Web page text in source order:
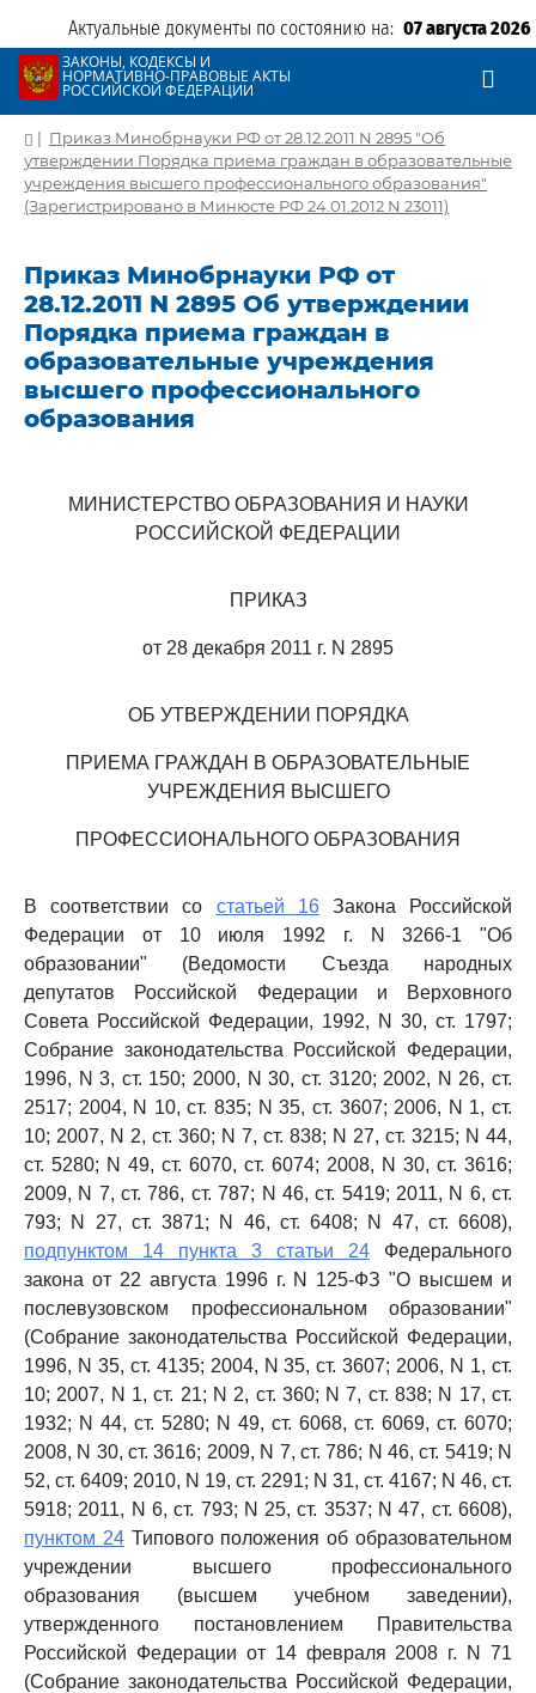
Актуальные документы по состоянию на: 07 августа 2026
ЗАКОНЫ, КОДЕКСЫ И
НОРМАТИВНО-ПРАВОВЫЕ АКТЫ
РОССИЙСКОЙ ФЕДЕРАЦИИ
| Приказ Минобрнауки РФ от 28.12.2011 N 2895 "Об
утверждении Порядка приема граждан в образовательные
учреждения высшего профессионального образования"
(Зарегистрировано в Минюсте РФ 24.01.2012 N 23011)
Приказ Минобрнауки РФ от
28.12.2011 N 2895 Об утверждении
Порядка приема граждан в
образовательные учреждения
высшего профессионального
образования
МИНИСТЕРСТВО ОБРАЗОВАНИЯ И НАУКИ
РОССИЙСКОЙ ФЕДЕРАЦИИ
ПРИКАЗ
от 28 декабря 2011 г. N 2895
ОБ УТВЕРЖДЕНИИ ПОРЯДКА
ПРИЕМА ГРАЖДАН В ОБРАЗОВАТЕЛЬНЫЕ
УЧРЕЖДЕНИЯ ВЫСШЕГО
ПРОФЕССИОНАЛЬНОГО ОБРАЗОВАНИЯ
В соответствии со статьей 16Закона Российской
Федерации от 10 июля 1992 г. N 3266-1 "Об
образовании" (Ведомости Съезда народных
депутатов Российской Федерации и Верховного
Совета Российской Федерации, 1992, N 30, ст. 1797;
Собрание законодательства Российской Федерации,
1996, N 3, ст. 150; 2000, N 30, ст. 3120; 2002, N 26, ст.
2517; 2004, N 10, ст. 835; N 35, ст. 3607; 2006, N 1, ст.
10; 2007, N 2, ст. 360; N 7, ст. 838; N 27, ст. 3215; N 44,
ст. 5280; N 49, ст. 6070, ст. 6074; 2008, N 30, ст. 3616;
2009, N 7, ст. 786, ст. 787; N 46, ст. 5419; 2011, N 6, ст.
793; N 27, ст. 3871; N 46, ст. 6408; N 47, ст. 6608),
подпунктом 14 пункта 3 статьи 24 Федерального
закона от 22 августа 1996 г. N 125-ФЗ "О высшем и
послевузовском профессиональном образовании"
(Собрание законодательства Российской Федерации,
1996, N 35, ст. 4135; 2004, N 35, ст. 3607; 2006, N 1, ст.
10; 2007, N 1, ст. 21; N 2, ст. 360; N 7, ст. 838; N 17, ст.
1932; N 44, ст. 5280; N 49, ст. 6068, ст. 6069, ст. 6070;
2008, N 30, ст. 3616; 2009, N 7, ст. 786; N 46, ст. 5419; N
52, ст. 6409; 2010, N 19, ст. 2291; N 31, ст. 4167; N 46, ст.
5918; 2011, N 6, ст. 793; N 25, ст. 3537; N 47, ст. 6608),
пунктом 24Типового положения об образовательном
учреждении высшего профессионального
образования (высшем учебном заведении),
утвержденного постановлением Правительства
Российской Федерации от 14 февраля 2008 г. N 71
(Собрание законодательства Российской Федерации,